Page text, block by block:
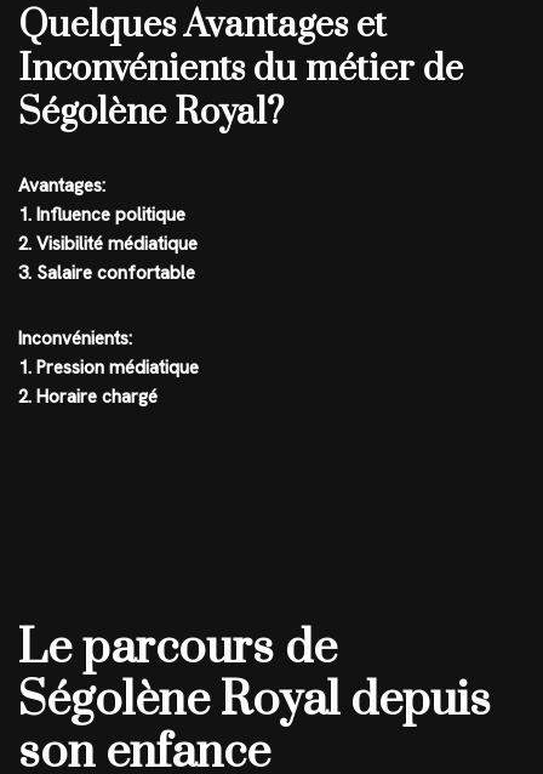
Quelques Avantages et
Inconvénients du métier de
Ségolène Royal?
Avantages:
1. Influence politique
2. Visibilité médiatique
3. Salaire confortable
Inconvénients:
1. Pression médiatique
2. Horaire chargé
Le parcours de
Ségolène Royal depuis
son enfance